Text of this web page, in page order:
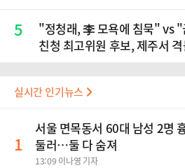
5
"정청래, 李 모욕에 침묵" vs
친청 최고위원 후보, 제주서
실시간 인기뉴스
1
서울 면목동서 60대 남성 2명
둘러…둘 다 숨져
13:09 이나영 기자